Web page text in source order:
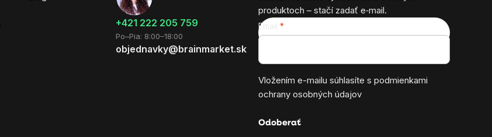
+421 222 205 759
Po–Pia: 8:00–18:00
objednavky@brainmarket.sk
produktoch – stačí zadať e‑mail.
Email
Vložením e-mailu súhlasíte s podmienkami
ochrany osobných údajov
Odoberať